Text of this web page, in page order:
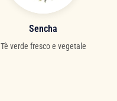
Sencha
Tè verde fresco e vegetale